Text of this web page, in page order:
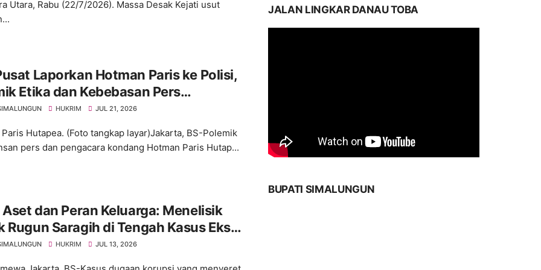
Utara, Rabu (22/7/2026). Massa Desak Kejati usut
Laporkan Hotman Paris ke Polisi,
Etika dan Kebebasan Pers
HUKRIM JUL 21, 2026
Hutapea. (Foto tangkap layar)Jakarta, BS-Polemik
pers dan pengacara kondang Hotman Paris Hutap...
dan Peran Keluarga: Menelisik
Rugun Saragih di Tengah Kasus Eks
HUKRIM JUL 13, 2026
JALAN LINGKAR DANAU TOBA
BUPATI SIMALUNGUN